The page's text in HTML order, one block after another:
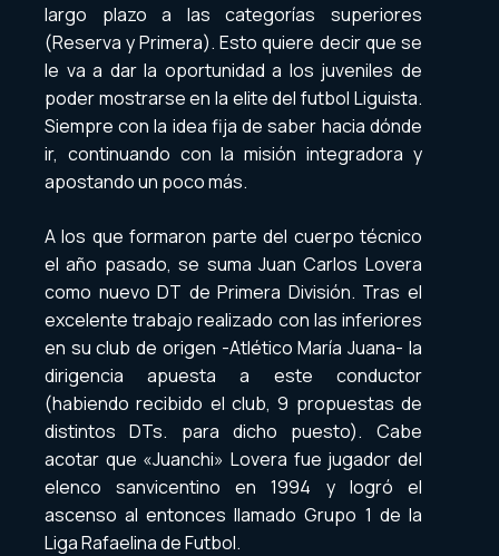
largo plazo a las categorías superiores
(Reserva y Primera). Esto quiere decir que se
le va a dar la oportunidad a los juveniles de
poder mostrarse en la elite del futbol Liguista.
Siempre con la idea fija de saber hacia dónde
ir, continuando con la misión integradora y
apostando un poco más.
A los que formaron parte del cuerpo técnico
el año pasado, se suma Juan Carlos Lovera
como nuevo DT de Primera División. Tras el
excelente trabajo realizado con las inferiores
en su club de origen -Atlético María Juana- la
dirigencia apuesta a este conductor
(habiendo recibido el club, 9 propuestas de
distintos DTs. para dicho puesto). Cabe
acotar que «Juanchi» Lovera fue jugador del
elenco sanvicentino en 1994 y logró el
ascenso al entonces llamado Grupo 1 de la
Liga Rafaelina de Futbol.